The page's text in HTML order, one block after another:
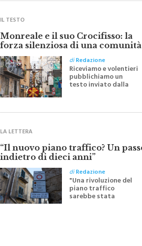
IL TESTO
Monreale e il suo Crocifisso: la
forza silenziosa di una comunità
diRedazione
Riceviamo e volentieri
pubblichiamo un
testo inviato dalla
scrittrice monrealese
Festa del Santissimo
LA LETTERA
“Il nuovo piano traffico? Un passo
indietro di dieci anni”
diRedazione
"Una rivoluzione del
piano traffico
sarebbe stata
efficace se preceduta